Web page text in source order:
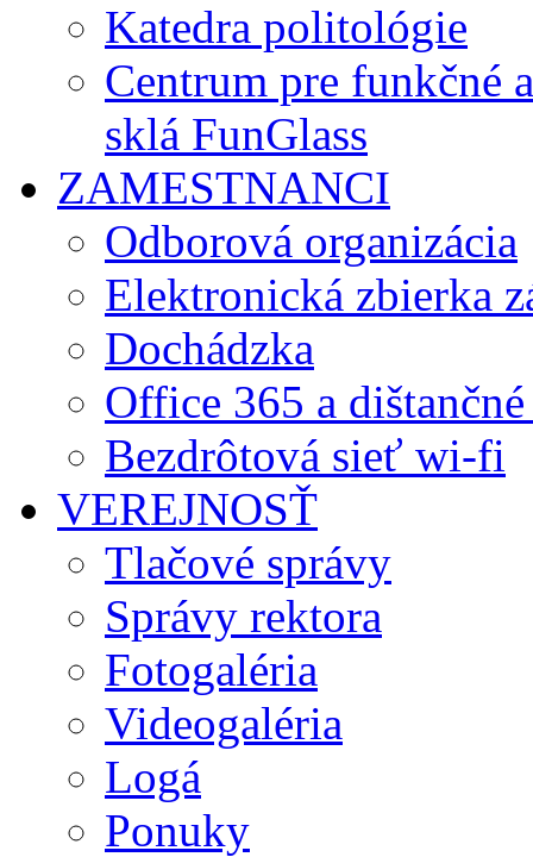
Katedra politológie
Centrum pre funkčné
sklá FunGlass
ZAMESTNANCI
Odborová organizácia
Elektronická zbierka
Dochádzka
Office 365 a
Bezdrôtová sieť wi-fi
VEREJNOSŤ
Tlačové správy
Správy rektora
Fotogaléria
Videogaléria
Logá
Ponuky